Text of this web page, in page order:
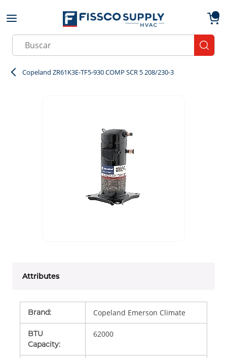
Skip to main content
Site Search
Copeland ZR61K3E-TF5-930 COMP SCR 5 208/230-3
Attributes
Brand: Copeland Emerson Climate
BTU
Capacity:
62000